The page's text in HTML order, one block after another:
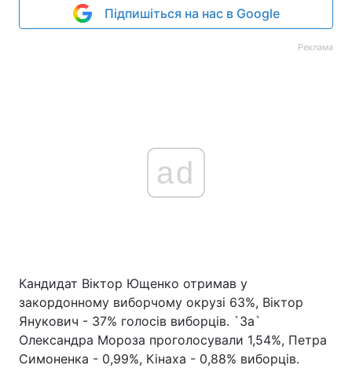
Підпишіться на нас в Google
Реклама
ad
Кандидат Віктор Ющенко отримав у
закордонному виборчому окрузі 63%, Віктор
Янукович - 37% голосів виборців. `За`
Олександра Мороза проголосували 1,54%, Петра
Симоненка - 0,99%, Кінаха - 0,88% виборців.